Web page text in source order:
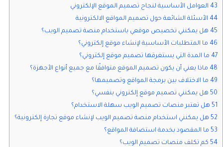
43 العوامل الأساسية لنجاح تصميم الموقع الإلكتروني
44 الأسئلة الشائعة حول تصميم المواقع الالكترونية
45 هل يمكنني تخصيص موقعي باستخدام منصة تصميم الويب؟
46 ما المتطلبات الأساسية لإنشاء موقع إلكتروني؟
47 ما المدة التي يستغرقها تصميم موقع إلكتروني؟
48 ماذا يعني أن يكون تصميم الموقع متوافقًا مع جميع أنواع الأجهزة؟
49 ما الاختلاف بين برمجة المواقع وتصميمها؟
50 هل يمكنني تصميم موقع إلكتروني بنفسي؟
51 هل تعتبر منصات تصميم الويب سهلة الاستخدام؟
52 هل يمكنني استخدام منصة تصميم الويب لإنشاء موقع تجارة إلكترونية؟
53 ما المقصود بخدمة استضافة المواقع؟
54 كم تكلف منصات تصميم الويب؟